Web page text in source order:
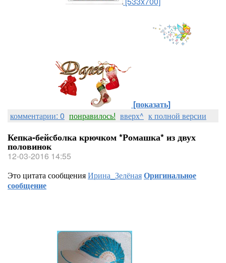
[показать]
комментарии: 0 понравилось! вверх^ к полной версии
Кепка-бейсболка крючком *Ромашка* из двух
половинок
12-03-2016 14:55
Это цитата сообщенияИрина_ЗелёнаяОригинальное
сообщение